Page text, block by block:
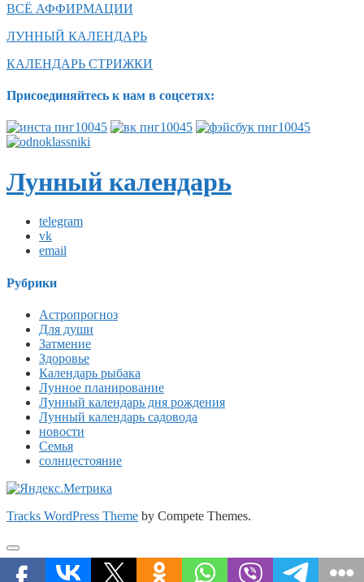
ВСЁ АФФИРМАЦИИ
ЛУННЫЙ КАЛЕНДАРЬ
КАЛЕНДАРЬ СТРИЖКИ
Присоединяйтесь к нам в соцсетях:
Лунный календарь
telegram
vk
email
Рубрики
Астропрогноз
Для души
Затмение
Здоровье
Календарь рыбака
Лунное планирование
Лунный календарь дня рождения
Лунный календарь садовода
новости
Семья
солнцестояние
Tracks WordPress Theme by Compete Themes.